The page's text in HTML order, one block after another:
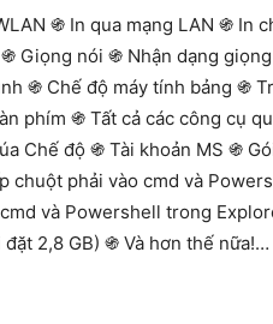
֍ In qua mạng LAN ֍ In
Giọng nói ֍ Nhận dạng
֍ Chế độ máy tính bảng ֍
phím ֍ Tất cả các công cụ
Chế độ ֍ Tài khoản MS ֍
chuột phải vào cmd và
và Powershell trong
2,8 GB) ֍ Và hơn thế nữa!…